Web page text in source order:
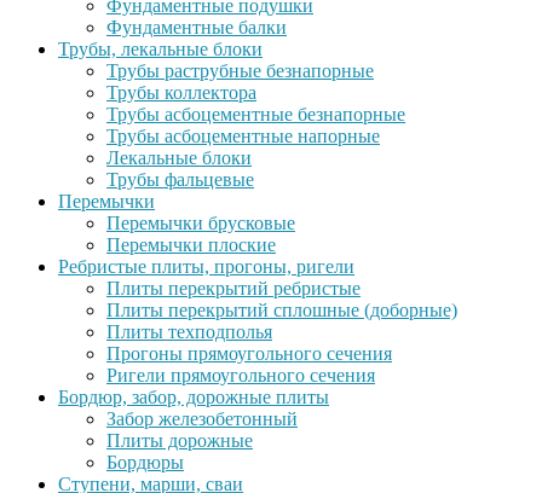
Фундаментные подушки
Фундаментные балки
Трубы, лекальные блоки
Трубы раструбные безнапорные
Трубы коллектора
Трубы асбоцементные безнапорные
Трубы асбоцементные напорные
Лекальные блоки
Трубы фальцевые
Перемычки
Перемычки брусковые
Перемычки плоские
Ребристые плиты, прогоны, ригели
Плиты перекрытий ребристые
Плиты перекрытий сплошные (доборные)
Плиты техподполья
Прогоны прямоугольного сечения
Ригели прямоугольного сечения
Бордюр, забор, дорожные плиты
Забор железобетонный
Плиты дорожные
Бордюры
Ступени, марши, сваи